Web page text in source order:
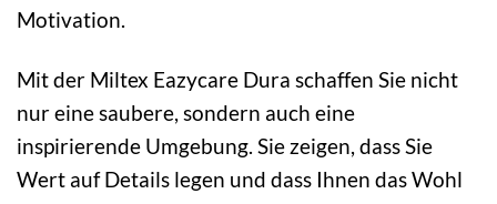
Motivation.
Mit der Miltex Eazycare Dura schaffen Sie nicht
nur eine saubere, sondern auch eine
inspirierende Umgebung. Sie zeigen, dass Sie
Wert auf Details legen und dass Ihnen das Wohl